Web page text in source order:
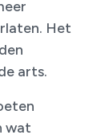
Het
arts.
wat